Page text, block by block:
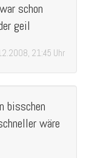
schon
geil
21:45 Uhr
bisschen
wäre